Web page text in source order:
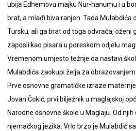
ubija Edhemovu majku Nur-hanumu i u
brat, a mlađi biva ranjen. Tada Mulabdića
Tursku, ali ga brat od toga odvraća, oženi
zaposli kao pisara u poreskom odjelu
Vremenom umjesto težnje da nastavi
Mulabdića zaokupi želja za
Prve osnovne gramatičke izraze
Jovan Čokić, prvi bilježnik u maglajskoj
Narodne osnovne škole u Maglaju. Od
njemačkog jezika. Vrlo brzo je Mulabdić